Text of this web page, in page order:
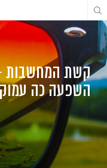
דלג
לתוכן
דלג
לתוכן
דלג
לניווט
קשת המחשבות
השפעה כה